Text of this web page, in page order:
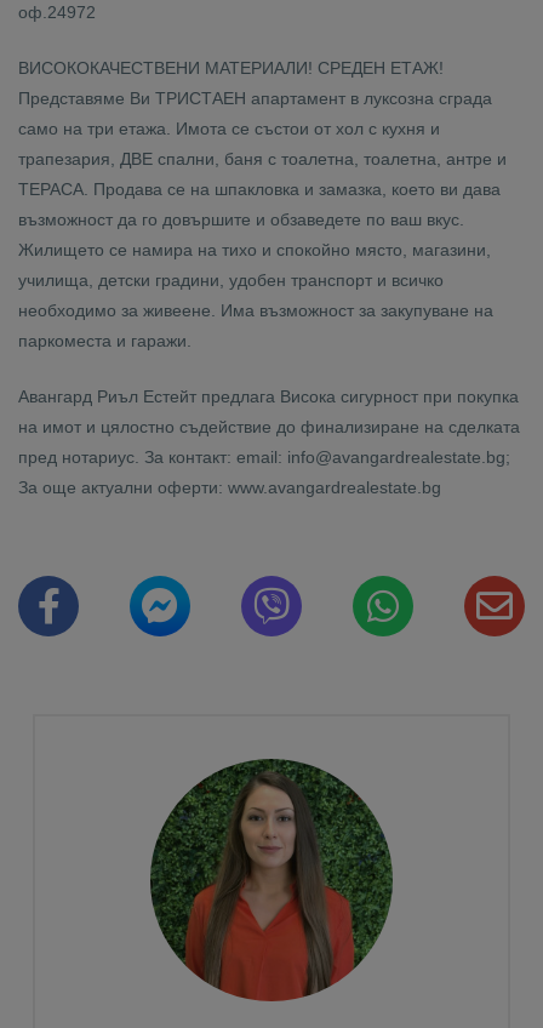
оф.24972
ВИСОКОКАЧЕСТВЕНИ МАТЕРИАЛИ! СРЕДЕН ЕТАЖ!
Представяме Ви ТРИСТАЕН апартамент в луксозна сграда
само на три етажа. Имота се състои от хол с кухня и
трапезария, ДВЕ спални, баня с тоалетна, тоалетна, антре и
ТЕРАСА. Продава се на шпакловка и замазка, което ви дава
възможност да го довършите и обзаведете по ваш вкус.
Жилището се намира на тихо и спокойно място, магазини,
училища, детски градини, удобен транспорт и всичко
необходимо за живеене. Има възможност за закупуване на
паркоместа и гаражи.
Авангард Риъл Естейт предлага Висока сигурност при покупка
на имот и цялостно съдействие до финализиране на сделката
пред нотариус. За контакт: email: info@avangardrealestate.bg;
За още актуални оферти: www.avangardrealestate.bg